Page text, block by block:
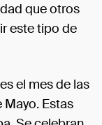
que otros
este tipo de
el mes de las
Mayo. Estas